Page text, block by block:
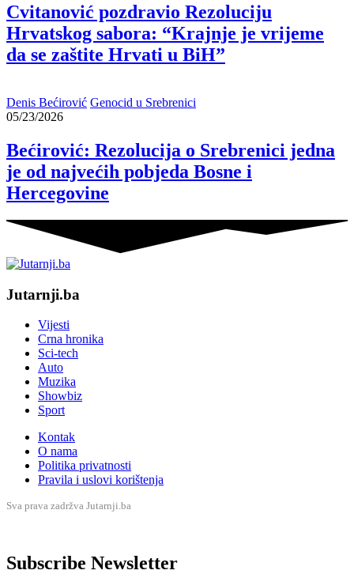
Cvitanović pozdravio Rezoluciju
Hrvatskog sabora: “Krajnje je vrijeme
da se zaštite Hrvati u BiH”
Denis Bećirović Genocid u Srebrenici
05/23/2026
Bećirović: Rezolucija o Srebrenici jedna
je od najvećih pobjeda Bosne i
Hercegovine
Jutarnji.ba
Vijesti
Crna hronika
Sci-tech
Auto
Muzika
Showbiz
Sport
Kontak
O nama
Politika privatnosti
Pravila i uslovi korištenja
Sva prava zadržva Jutarnji.ba
Subscribe Newsletter